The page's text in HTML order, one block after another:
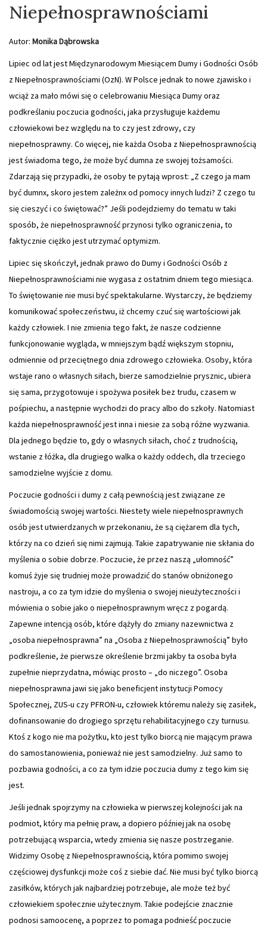
Niepełnosprawnościami
Autor: Monika Dąbrowska
Lipiec od lat jest Międzynarodowym Miesiącem Dumy i Godności Osób
z Niepełnosprawnościami (OzN). W Polsce jednak to nowe zjawisko i
wciąż za mało mówi się o celebrowaniu Miesiąca Dumy oraz
podkreślaniu poczucia godności, jaka przysługuje każdemu
człowiekowi bez względu na to czy jest zdrowy, czy
niepełnosprawny. Co więcej, nie każda Osoba z Niepełnosprawnością
jest świadoma tego, że może być dumna ze swojej tożsamości.
Zdarzają się przypadki, że osoby te pytają wprost: „Z czego ja mam
być dumnx, skoro jestem zależnx od pomocy innych ludzi? Z czego tu
się cieszyć i co świętować?” Jeśli podejdziemy do tematu w taki
sposób, że niepełnosprawność przynosi tylko ograniczenia, to
faktycznie ciężko jest utrzymać optymizm.
Lipiec się skończył, jednak prawo do Dumy i Godności Osób z
Niepełnosprawnościami nie wygasa z ostatnim dniem tego miesiąca.
To świętowanie nie musi być spektakularne. Wystarczy, że będziemy
komunikować społeczeństwu, iż chcemy czuć się wartościowi jak
każdy człowiek. I nie zmienia tego fakt, że nasze codzienne
funkcjonowanie wygląda, w mniejszym bądź większym stopniu,
odmiennie od przeciętnego dnia zdrowego człowieka. Osoby, która
wstaje rano o własnych siłach, bierze samodzielnie prysznic, ubiera
się sama, przygotowuje i spożywa posiłek bez trudu, czasem w
pośpiechu, a następnie wychodzi do pracy albo do szkoły. Natomiast
każda niepełnosprawność jest inna i niesie za sobą różne wyzwania.
Dla jednego będzie to, gdy o własnych siłach, choć z trudnością,
wstanie z łóżka, dla drugiego walka o każdy oddech, dla trzeciego
samodzielne wyjście z domu.
Poczucie godności i dumy z całą pewnością jest związane ze
świadomością swojej wartości. Niestety wiele niepełnosprawnych
osób jest utwierdzanych w przekonaniu, że są ciężarem dla tych,
którzy na co dzień się nimi zajmują. Takie zapatrywanie nie skłania do
myślenia o sobie dobrze. Poczucie, że przez naszą „ułomność”
komuś żyje się trudniej może prowadzić do stanów obniżonego
nastroju, a co za tym idzie do myślenia o swojej nieużyteczności i
mówienia o sobie jako o niepełnosprawnym wręcz z pogardą.
Zapewne intencją osób, które dążyły do zmiany nazewnictwa z
„osoba niepełnosprawna” na „Osoba z Niepełnosprawnością” było
podkreślenie, że pierwsze określenie brzmi jakby ta osoba była
zupełnie nieprzydatna, mówiąc prosto – „do niczego”. Osoba
niepełnosprawna jawi się jako beneficjent instytucji Pomocy
Społecznej, ZUS-u czy PFRON-u, człowiek któremu należy się zasiłek,
dofinansowanie do drogiego sprzętu rehabilitacyjnego czy turnusu.
Ktoś z kogo nie ma pożytku, kto jest tylko biorcą nie mającym prawa
do samostanowienia, ponieważ nie jest samodzielny. Już samo to
pozbawia godności, a co za tym idzie poczucia dumy z tego kim się
jest.
Jeśli jednak spojrzymy na człowieka w pierwszej kolejności jak na
podmiot, który ma pełnię praw, a dopiero później jak na osobę
potrzebującą wsparcia, wtedy zmienia się nasze postrzeganie.
Widzimy Osobę z Niepełnosprawnością, która pomimo swojej
częściowej dysfunkcji może coś z siebie dać. Nie musi być tylko biorcą
zasiłków, których jak najbardziej potrzebuje, ale może też być
człowiekiem społecznie użytecznym. Takie podejście znacznie
podnosi samoocenę, a poprzez to pomaga podnieść poczucie